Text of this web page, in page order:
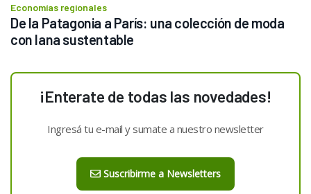
Economías regionales
De la Patagonia a París: una colección de moda
con lana sustentable
¡Enterate de todas las novedades!
Ingresá tu e-mail y sumate a nuestro newsletter
Suscribirme a Newsletters